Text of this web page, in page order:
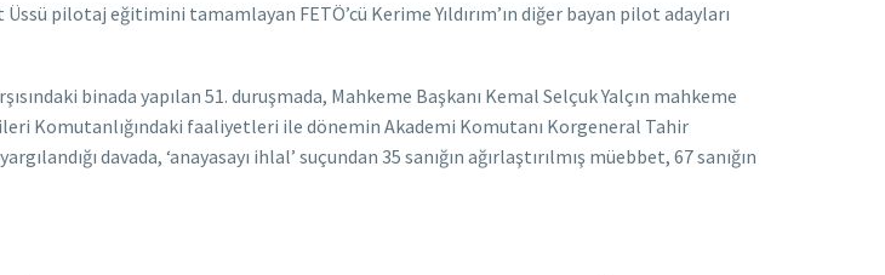
pilotaj eğitimini tamamlayan FETÖ’cü Kerime Yıldırım’ın diğer bayan pilot adayları
binada yapılan 51. duruşmada, Mahkeme Başkanı Kemal Selçuk Yalçın mahkeme
Komutanlığındaki faaliyetleri ile dönemin Akademi Komutanı Korgeneral Tahir
davada, ‘anayasayı ihlal’ suçundan 35 sanığın ağırlaştırılmış müebbet, 67 sanığın